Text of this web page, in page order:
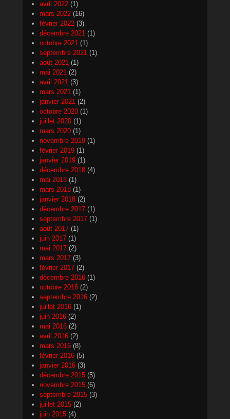
avril 2022 (1)
mars 2022 (16)
février 2022 (3)
décembre 2021 (1)
octobre 2021 (1)
septembre 2021 (1)
août 2021 (1)
mai 2021 (2)
avril 2021 (3)
mars 2021 (1)
janvier 2021 (2)
octobre 2020 (1)
juillet 2020 (1)
mars 2020 (1)
novembre 2019 (1)
février 2019 (1)
janvier 2019 (1)
décembre 2018 (4)
mai 2018 (1)
mars 2018 (1)
janvier 2018 (2)
décembre 2017 (1)
septembre 2017 (1)
août 2017 (1)
juin 2017 (1)
mai 2017 (2)
mars 2017 (3)
février 2017 (2)
décembre 2016 (1)
octobre 2016 (2)
septembre 2016 (2)
juillet 2016 (1)
juin 2016 (2)
mai 2016 (2)
avril 2016 (2)
mars 2016 (8)
février 2016 (5)
janvier 2016 (3)
décembre 2015 (5)
novembre 2015 (6)
septembre 2015 (3)
juillet 2015 (2)
juin 2015 (4)